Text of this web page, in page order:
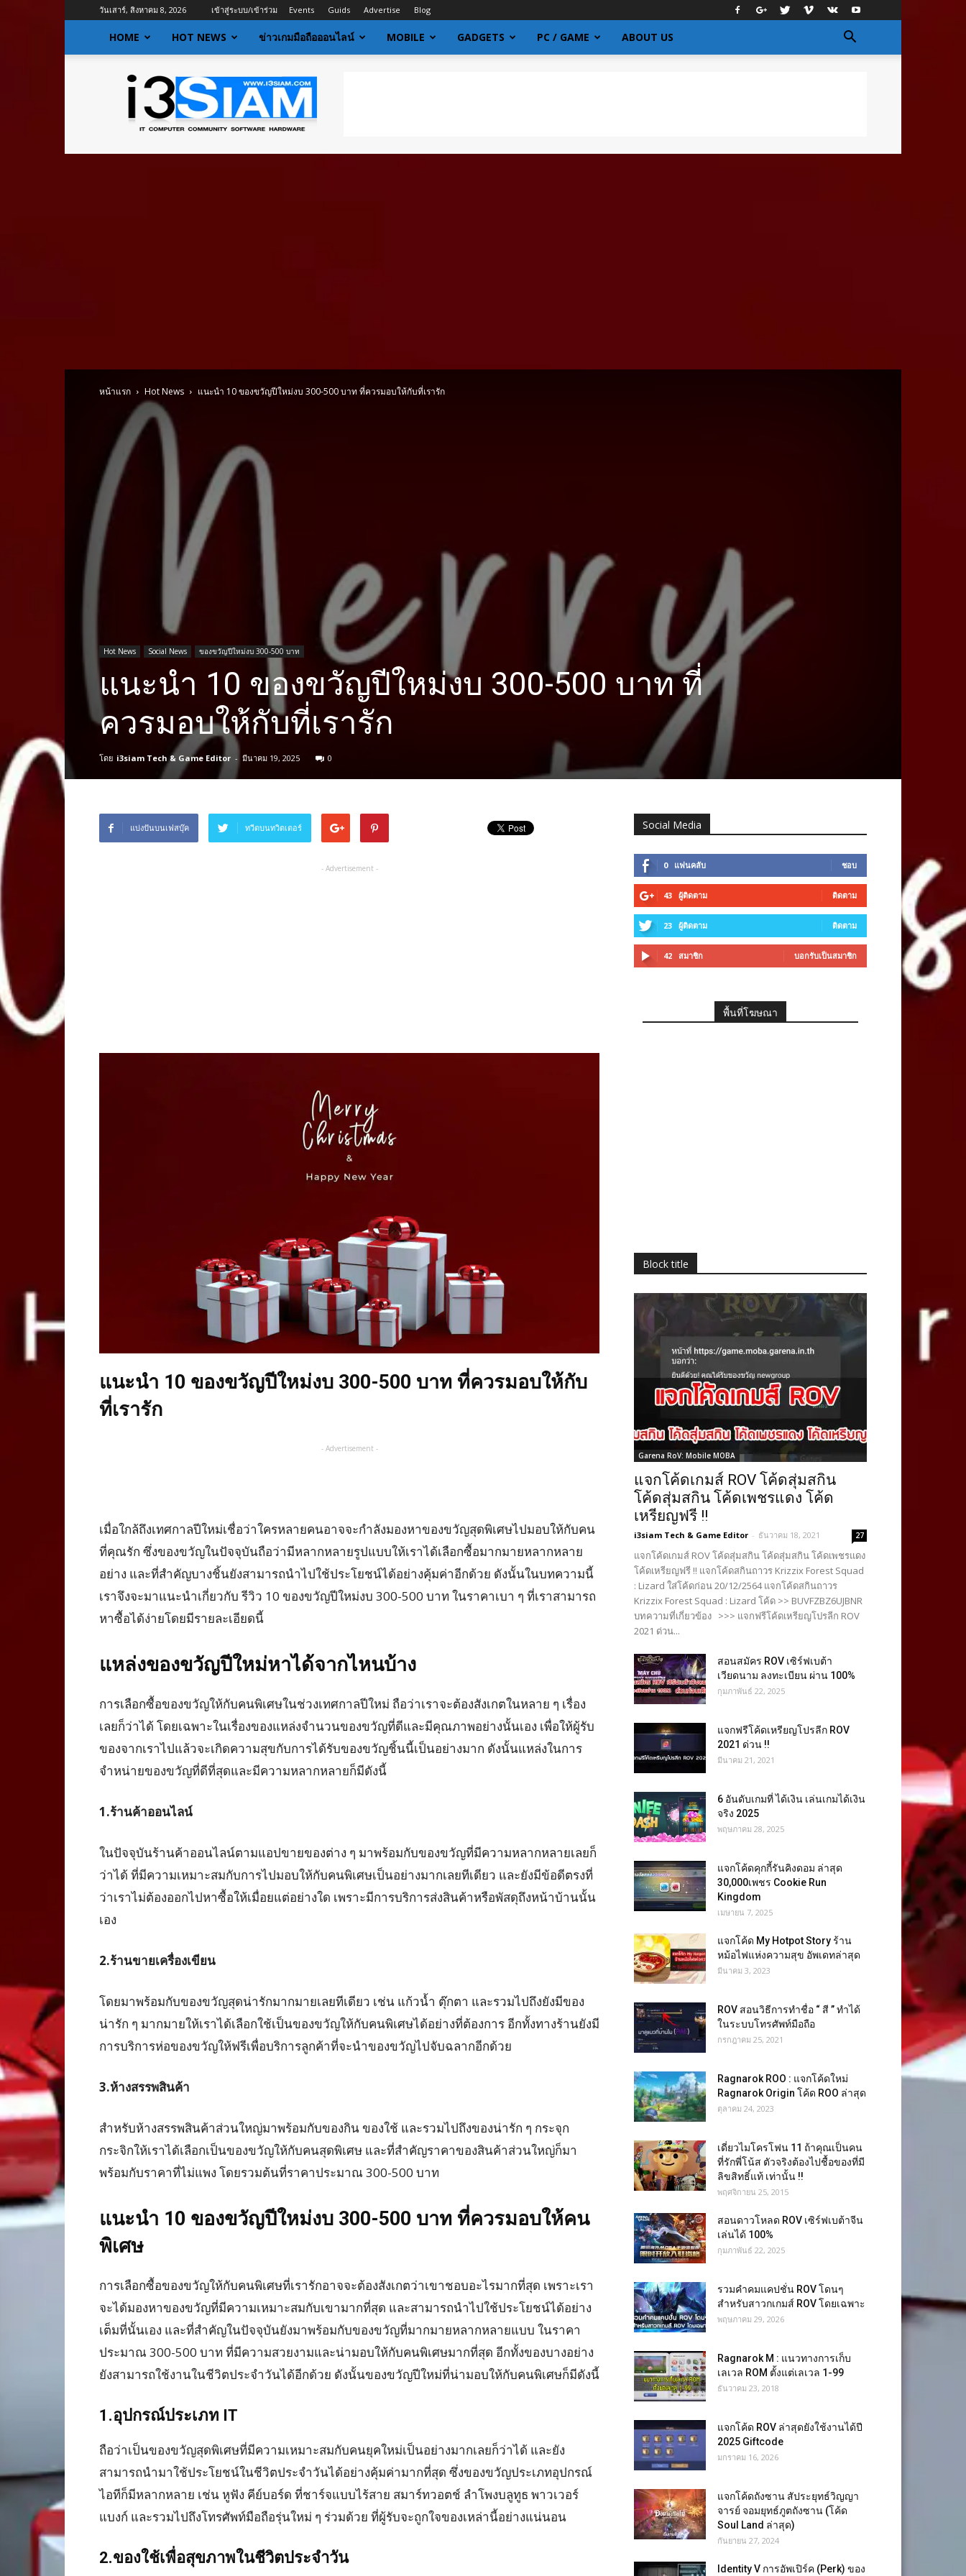
วันเสาร์, สิงหาคม 8, 2026 เข้าสู่ระบบ/เข้าร่วม Events Guids Advertise Blog
HOME HOT NEWS ข่าวเกมมือถือออนไลน์ MOBILE GADGETS PC / GAME ABOUT US
I3siam
ข่าว
ไอที
ข้อมูล
หน้าแรก Hot News แนะนำ 10 ของขวัญปีใหม่งบ 300-500 บาท ที่ควรมอบให้กับที่เรารัก
Hot News Social News ของขวัญปีใหม่งบ 300-500 บาท
แนะนำ 10 ของขวัญปีใหม่งบ 300-500 บาท ที่
ควรมอบให้กับที่เรารัก
โดย i3siam Tech & Game Editor - มีนาคม 19, 2025 0
แบ่งปันบนเฟสบุ๊ค ทวีตบนทวิตเตอร์
- Advertisement -
แนะนำ 10 ของขวัญปีใหม่งบ 300-500 บาท ที่ควรมอบให้กับ
ที่เรารัก
- Advertisement -
เมื่อใกล้ถึงเทศกาลปีใหม่เชื่อว่าใครหลายคนอาจจะกำลังมองหาของขวัญสุดพิเศษไปมอบให้กับคน
ที่คุณรัก ซึ่งของขวัญในปัจจุบันถือว่ามีหลากหลายรูปแบบให้เราได้เลือกซื้อมากมายหลากหลาย
อย่าง และที่สำคัญบางชิ้นยังสามารถนำไปใช้ประโยชน์ได้อย่างคุ้มค่าอีกด้วย ดังนั้นในบทความนี้
เราจึงจะมาแนะนำเกี่ยวกับ รีวิว 10 ของขวัญปีใหม่งบ 300-500 บาท ในราคาเบา ๆ ที่เราสามารถ
หาซื้อได้ง่ายโดยมีรายละเอียดนี้
แหล่งของขวัญปีใหม่หาได้จากไหนบ้าง
การเลือกซื้อของขวัญให้กับคนพิเศษในช่วงเทศกาลปีใหม่ ถือว่าเราจะต้องสังเกตในหลาย ๆ เรื่อง
เลยก็ว่าได้ โดยเฉพาะในเรื่องของแหล่งจำนวนของขวัญที่ดีและมีคุณภาพอย่างนั้นเอง เพื่อให้ผู้รับ
ของจากเราไปแล้วจะเกิดความสุขกับการได้รับของขวัญชิ้นนี้เป็นอย่างมาก ดังนั้นแหล่งในการ
จำหน่ายของขวัญที่ดีที่สุดและมีความหลากหลายก็มีดังนี้
1.ร้านค้าออนไลน์
ในปัจจุบันร้านค้าออนไลน์ตามแอปขายของต่าง ๆ มาพร้อมกับของขวัญที่มีความหลากหลายเลยก็
ว่าได้ ที่มีความเหมาะสมกับการไปมอบให้กับคนพิเศษเป็นอย่างมากเลยทีเดียว และยังมีข้อดีตรงที่
ว่าเราไม่ต้องออกไปหาซื้อให้เมื่อยแต่อย่างใด เพราะมีการบริการส่งสินค้าหรือพัสดุถึงหน้าบ้านนั้น
เอง
2.ร้านขายเครื่องเขียน
โดยมาพร้อมกับของขวัญสุดน่ารักมากมายเลยทีเดียว เช่น แก้วน้ำ ตุ๊กตา และรวมไปถึงยังมีของ
น่ารัก ๆ มากมายให้เราได้เลือกใช้เป็นของขวัญให้กับคนพิเศษได้อย่างที่ต้องการ อีกทั้งทางร้านยังมี
การบริการห่อของขวัญให้ฟรีเพื่อบริการลูกค้าที่จะนำของขวัญไปจับฉลากอีกด้วย
3.ห้างสรรพสินค้า
สำหรับห้างสรรพสินค้าส่วนใหญ่มาพร้อมกับของกิน ของใช้ และรวมไปถึงของน่ารัก ๆ กระจุก
กระจิกให้เราได้เลือกเป็นของขวัญให้กับคนสุดพิเศษ และที่สำคัญราคาของสินค้าส่วนใหญ่ก็มา
พร้อมกับราคาที่ไม่แพง โดยรวมต้นที่ราคาประมาณ 300-500 บาท
แนะนำ 10 ของขวัญปีใหม่งบ 300-500 บาท ที่ควรมอบให้คน
พิเศษ
การเลือกซื้อของขวัญให้กับคนพิเศษที่เรารักอาจจะต้องสังเกตว่าเขาชอบอะไรมากที่สุด เพราะเรา
จะได้มองหาของขวัญที่มีความเหมาะสมกับเขามากที่สุด และสามารถนำไปใช้ประโยชน์ได้อย่าง
เต็มที่นั้นเอง และที่สำคัญในปัจจุบันยังมาพร้อมกับของขวัญที่มากมายหลากหลายแบบ ในราคา
ประมาณ 300-500 บาท ที่มีความสวยงามและน่ามอบให้กับคนพิเศษมากที่สุด อีกทั้งของบางอย่าง
ยังสามารถใช้งานในชีวิตประจำวันได้อีกด้วย ดังนั้นของขวัญปีใหม่ที่น่ามอบให้กับคนพิเศษก็มีดังนี้
1.อุปกรณ์ประเภท IT
ถือว่าเป็นของขวัญสุดพิเศษที่มีความเหมาะสมกับคนยุคใหม่เป็นอย่างมากเลยก็ว่าได้ และยัง
สามารถนำมาใช้ประโยชน์ในชีวิตประจำวันได้อย่างคุ้มค่ามากที่สุด ซึ่งของขวัญประเภทอุปกรณ์
ไอทีก็มีหลากหลาย เช่น หูฟัง คีย์บอร์ด ที่ชาร์จแบบไร้สาย สมาร์ทวอตช์ ลำโพงบลูทูธ พาวเวอร์
แบงก์ และรวมไปถึงโทรศัพท์มือถือรุ่นใหม่ ๆ ร่วมด้วย ที่ผู้รับจะถูกใจของเหล่านี้อย่างแน่นอน
2.ของใช้เพื่อสุขภาพในชีวิตประจำวัน
Social Media
0 แฟนคลับ ชอบ
43 ผู้ติดตาม ติดตาม
23 ผู้ติดตาม ติดตาม
42 สมาชิก บอกรับเป็นสมาชิก
พื้นที่โฆษณา
Block title
Garena RoV: Mobile MOBA
แจกโค้ดเกมส์ ROV โค้ดสุ่มสกิน
โค้ดสุ่มสกิน โค้ดเพชรแดง โค้ด
เหรียญฟรี !!
i3siam Tech & Game Editor - ธันวาคม 18, 2021 27
แจกโค้ดเกมส์ ROV โค้ดสุ่มสกิน โค้ดสุ่มสกิน โค้ดเพชรแดง
โค้ดเหรียญฟรี !! แจกโค้ดสกินถาวร Krizzix Forest Squad
: Lizard ใส่โค้ดก่อน 20/12/2564 แจกโค้ดสกินถาวร
Krizzix Forest Squad : Lizard โค้ด >> BUVFZBZ6UJBNR
บทความที่เกี่ยวข้อง >>> แจกฟรีโค้ดเหรียญโปรลีก ROV
2021 ด่วน...
สอนสมัคร ROV เซิร์ฟเบต้า
เวียดนาม ลงทะเบียน ผ่าน 100%
กุมภาพันธ์ 22, 2025
แจกฟรีโค้ดเหรียญโปรลีก ROV
2021 ด่วน !!
มีนาคม 21, 2021
6 อันดับเกมที่ ได้เงิน เล่นเกมได้เงิน
จริง 2025
พฤษภาคม 28, 2025
แจกโค้ดคุกกี้รันคิงดอม ล่าสุด
30,000เพชร Cookie Run
Kingdom
เมษายน 7, 2025
แจกโค้ด My Hotpot Story ร้าน
หม้อไฟแห่งความสุข อัพเดทล่าสุด
มีนาคม 3, 2023
ROV สอนวิธีการทำชื่อ “ สี ” ทำได้
ในระบบโทรศัพท์มือถือ
กรกฎาคม 25, 2021
Ragnarok ROO : แจกโค้ดใหม่
Ragnarok Origin โค้ด ROO ล่าสุด
ตุลาคม 24, 2023
เดี่ยวไมโครโฟน 11 ถ้าคุณเป็นคน
ที่รักพี่โน้ส ตัวจริงต้องไปชื้อของที่มี
ลิขสิทธิ์แท้ เท่านั้น !!
พฤศจิกายน 25, 2015
สอนดาวโหลด ROV เซิร์ฟเบต้าจีน
เล่นได้ 100%
กุมภาพันธ์ 22, 2025
รวมคำคมแคปชั่น ROV โดนๆ
สำหรับสาวกเกมส์ ROV โดยเฉพาะ
พฤษภาคม 29, 2026
Ragnarok M : แนวทางการเก็บ
เลเวล ROM ตั้งแต่เลเวล 1-99
ธันวาคม 23, 2018
แจกโค้ด ROV ล่าสุดยังใช้งานได้ปี
2025 Giftcode
มกราคม 16, 2026
แจกโค้ดถังซาน สัประยุทธ์วิญญา
จารย์ จอมยุทธ์ภูตถังซาน (โค้ด
Soul Land ล่าสุด)
กันยายน 27, 2024
Identity V การอัพเปิร์ค (Perk) ของ